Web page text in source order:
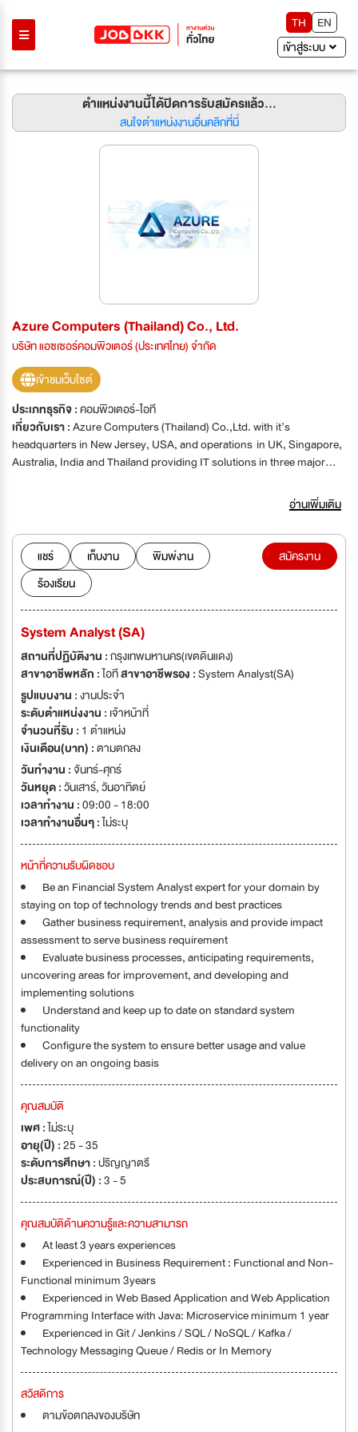
TH
EN
เข้าสู่ระบบ
ตำแหน่งงานนี้ได้ปิดการรับสมัครแล้ว...
สนใจตำแหน่งงานอื่นคลิกที่นี่
Azure Computers (Thailand) Co., Ltd.
บริษัท แอซเซอร์คอมพิวเตอร์ (ประเทศไทย) จำกัด
เข้าชมเว็บไซต์
ประเภทธุรกิจ :คอมพิวเตอร์-ไอที
เกี่ยวกับเรา :Azure Computers (Thailand) Co.,Ltd. with it’s
headquarters in New Jersey, USA, and operations in UK, Singapore,
Australia, India and Thailand providing IT solutions in three major
strategic partner with best-in-class technology vendors like SAP,
IBM & HP. AZURE Computers has been a dependable IT Consulting
partner for many Thai and International companies over the last
decade.
อ่านเพิ่มเติม
แชร์ เก็บงาน
พิมพ์งาน
ร้องเรียน
สมัครงาน
System Analyst (SA)
สถานที่ปฏิบัติงาน :กรุงเทพมหานคร(เขตดินแดง)
สาขาอาชีพหลัก :ไอทีสาขาอาชีพรอง :System Analyst(SA)
รูปแบบงาน :งานประจำ
ระดับตำแหน่งงาน : เจ้าหน้าที่
จำนวนที่รับ : 1 ตำแหน่ง
เงินเดือน(บาท) :ตามตกลง
วันทำงาน :จันทร์-ศุกร์
วันหยุด :วันเสาร์,วันอาทิตย์
เวลาทำงาน :09:00 - 18:00
เวลาทำงานอื่นๆ :ไม่ระบุ
หน้าที่ความรับผิดชอบ
Be an Financial System Analyst expert for your domain by
staying on top of technology trends and best practices
Gather business requirement, analysis and provide impact
assessment to serve business requirement
Evaluate business processes, anticipating requirements,
uncovering areas for improvement, and developing and
implementing solutions
Understand and keep up to date on standard system
functionality
Configure the system to ensure better usage and value
delivery on an ongoing basis
คุณสมบัติ
เพศ :ไม่ระบุ
อายุ(ปี) :25 - 35
ระดับการศึกษา :ปริญญาตรี
ประสบการณ์(ปี) :3 - 5
คุณสมบัติด้านความรู้และความสามารถ
At least 3 years experiences
Experienced in Business Requirement : Functional and Non-
Functional minimum 3years
Experienced in Web Based Application and Web Application
Programming Interface with Java: Microservice minimum 1 year
Experienced in Git / Jenkins / SQL / NoSQL / Kafka /
Technology Messaging Queue / Redis or In Memory
สวัสดิการ
ตามข้อตกลงของบริษัท